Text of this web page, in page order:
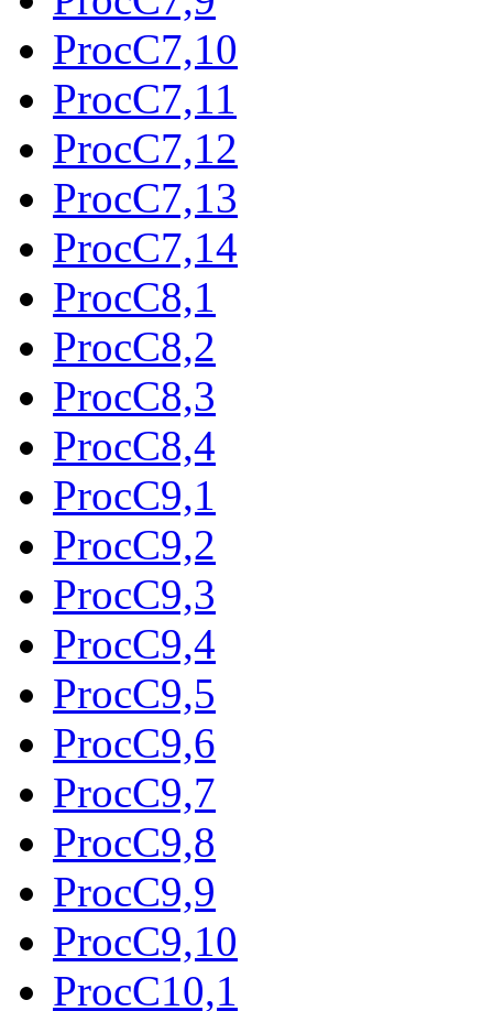
ProcC7,10
ProcC7,11
ProcC7,12
ProcC7,13
ProcC7,14
ProcC8,1
ProcC8,2
ProcC8,3
ProcC8,4
ProcC9,1
ProcC9,2
ProcC9,3
ProcC9,4
ProcC9,5
ProcC9,6
ProcC9,7
ProcC9,8
ProcC9,9
ProcC9,10
ProcC10,1